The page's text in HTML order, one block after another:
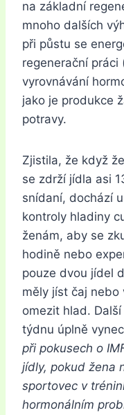
na základní
mnoho dalších
při půstu se
regenerační práci
vyrovnávání
jako je produkce
potravy.
Zjistila, že když
se zdrží jídla asi
snídaní, dochází
kontroly hladiny
ženám, aby se
hodině nebo
pouze dvou jídel
měly jíst čaj nebo
omezit hlad.
týdnu úplně
při pokusech o
jídly, pokud žena
sportovec v
hormonálním